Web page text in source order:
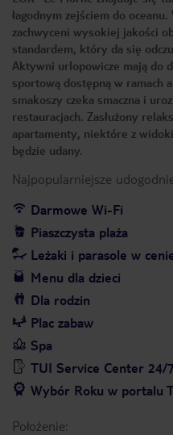
łagodnym zejściem do
zachwyceni wysokiej jakości
standardem, który da się
Aktywni urlopowicze mają do
sportową dostępną w ramach
smakoszy czeka smaczna i
restauracjach. Zasłużony
apartamenty, niektóre z
będzie udany.
Najpopularniejsze
Darmowe Wi-Fi
Piaszczysta plaża
Leżaki i parasole w
Menu dla dzieci
Dla rodzin
Plac zabaw
Spa
TUI Service Center 24/
Wybór Roku w portalu
Położenie: